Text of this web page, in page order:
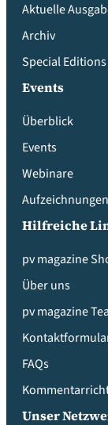
Aktuelle
Archiv
Special Editions
Events
Überblick
Events
Webinare
Aufzeichnungen
Hilfreiche
pv magazine
Über uns
pv magazine
FAQs
Unser